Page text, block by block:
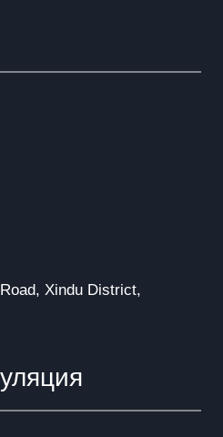
Xindu District,